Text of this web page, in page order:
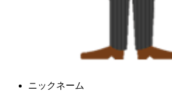
ニックネーム